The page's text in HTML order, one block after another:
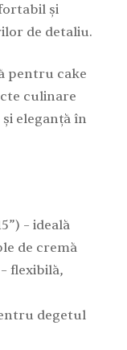
și
de detaliu.
pentru cake
culinare
eleganță în
– ideală
de cremă
flexibilă,
degetul